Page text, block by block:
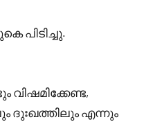
പിടിച്ചു.
എന്നും